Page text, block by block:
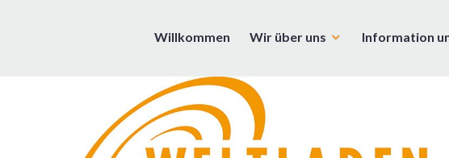
Weltladen | Rosenheim | Brannenburg
Willkommen Wir über uns Information